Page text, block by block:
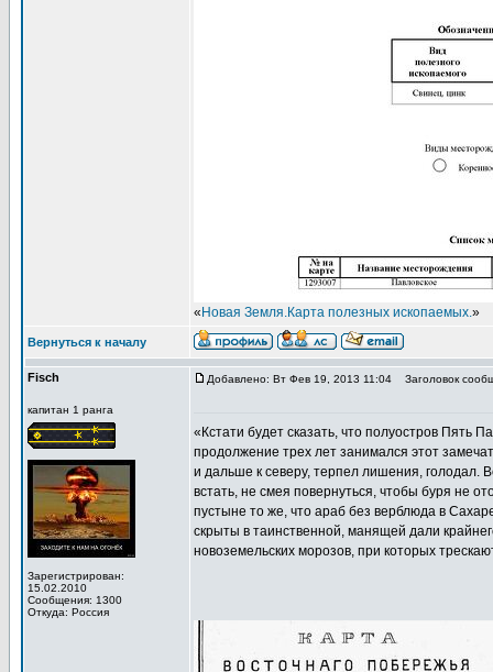
« Новая Земля.Карта полезных ископаемых.»
Вернуться к началу
Fisch
капитан 1 ранга
Зарегистрирован:
15.02.2010
Сообщения: 1300
Откуда: Россия
Добавлено: Вт Фев 19, 2013 11:04 Заголовок
«Кстати будет сказать, что полуостров Пять
продолжение трех лет занимался этот
и дальше к северу, терпел лишения, голодал.
встать, не смея повернуться, чтобы буря не
пустыне то же, что араб без верблюда в
скрыты в таинственной, манящей дали
новоземельских морозов, при которых